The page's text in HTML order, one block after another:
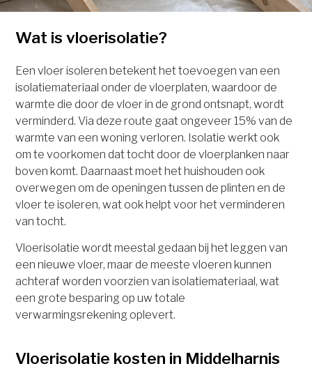
Wat is vloerisolatie?
Een vloer isoleren betekent het toevoegen van een
isolatiemateriaal onder de vloerplaten, waardoor de
warmte die door de vloer in de grond ontsnapt, wordt
verminderd. Via deze route gaat ongeveer 15% van de
warmte van een woning verloren. Isolatie werkt ook
om te voorkomen dat tocht door de vloerplanken naar
boven komt. Daarnaast moet het huishouden ook
overwegen om de openingen tussen de plinten en de
vloer te isoleren, wat ook helpt voor het verminderen
van tocht.
Vloerisolatie wordt meestal gedaan bij het leggen van
een nieuwe vloer, maar de meeste vloeren kunnen
achteraf worden voorzien van isolatiemateriaal, wat
een grote besparing op uw totale
verwarmingsrekening oplevert.
Vloerisolatie kosten in Middelharnis